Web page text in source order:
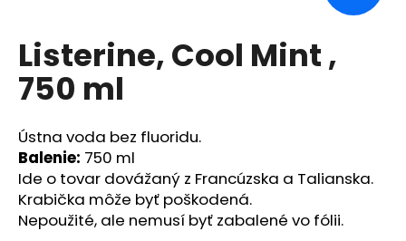
Listerine, Cool Mint ,
750 ml
Ústna voda bez fluoridu.
Balenie: 750 ml
Ide o tovar dovážaný z Francúzska a Talianska.
Krabička môže byť poškodená.
Nepoužité, ale nemusí byť zabalené vo fólii.
O
d
p
o
r
ú
č
a